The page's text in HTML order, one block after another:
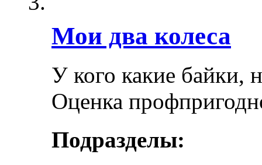
Мои два колеса
У кого какие байки,
Оценка
Подразделы: